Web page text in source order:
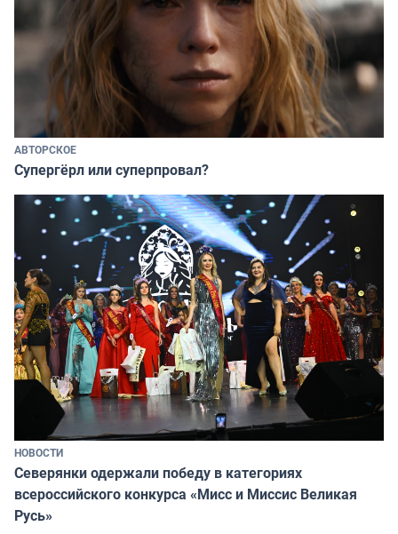
АВТОРСКОЕ
Супергёрл или суперпровал?
НОВОСТИ
Северянки одержали победу в категориях
всероссийского конкурса «Мисс и Миссис Великая
Русь»